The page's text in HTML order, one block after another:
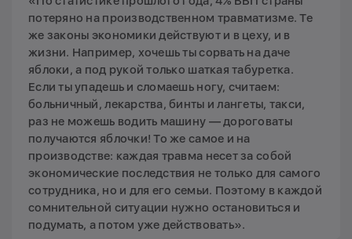
потеряно на производственном травматизме. Те
же законы экономики действуют и в цеху, и в
жизни. Например, хочешь ты сорвать на даче
яблоки, а под рукой только шаткая табуретка.
Если ты упадешь и сломаешь ногу, считаем:
больничный, лекарства, бинты и лангеты, такси,
раз не можешь водить машину — дороговаты
получаются яблочки! То же самое и на
производстве: каждая травма несет за собой
экономические последствия не только для самого
сотрудника, но и для его семьи. Поэтому в каждой
сомнительной ситуации нужно остановиться и
подумать, а потом уже действовать».